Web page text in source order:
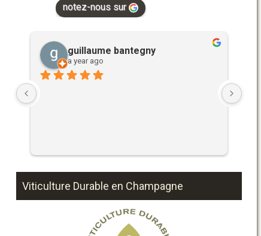
notez-nous sur
guillaume bantegny
a year ago
Viticulture Durable en Champagne